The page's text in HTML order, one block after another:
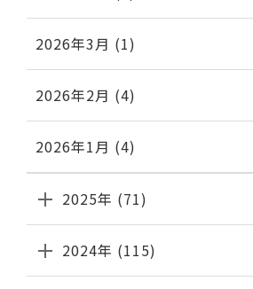
2026年3月 (1)
2026年2月 (4)
2026年1月 (4)
2025年 (71)
2024年 (115)